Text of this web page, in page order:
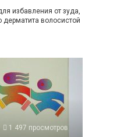
избавления от зуда,
дерматита волосистой
1 497 просмотров